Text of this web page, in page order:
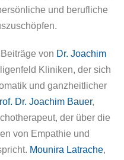
und berufliche
von Dr. Joachim
Kliniken, der sich
und ganzheitlicher
Dr. Joachim Bauer,
der über die
von Empathie und
Mounira Latrache,